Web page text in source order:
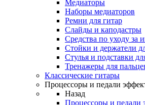
Медиаторы
Наборы медиаторов
Ремни для гитар
Слайды и каподастры
Средства по уходу за
Стойки и держатели
Стулья и подставки
Тренажеры для
Классические гитары
Процессоры и педали
Назад
Процессоры и педали